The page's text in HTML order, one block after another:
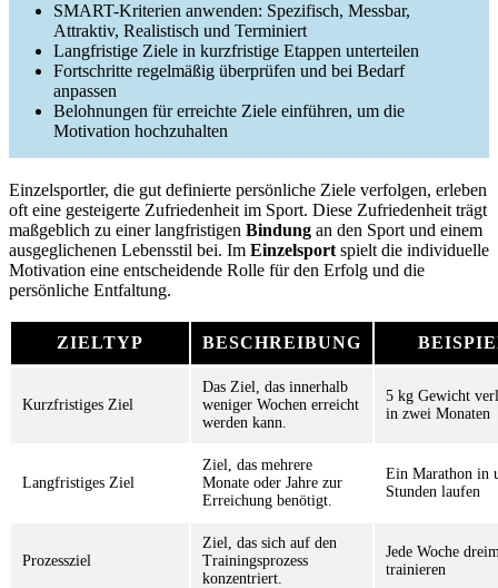
SMART-Kriterien anwenden: Spezifisch, Messbar,
Attraktiv, Realistisch und Terminiert
Langfristige Ziele in kurzfristige Etappen unterteilen
Fortschritte regelmäßig überprüfen und bei Bedarf
anpassen
Belohnungen für erreichte Ziele einführen, um die
Motivation hochzuhalten
Einzelsportler, die gut definierte persönliche Ziele verfolgen, erleben
oft eine gesteigerte Zufriedenheit im Sport. Diese Zufriedenheit trägt
maßgeblich zu einer langfristigen Bindung an den Sport und einem
ausgeglichenen Lebensstil bei. Im Einzelsport spielt die individuelle
Motivation eine entscheidende Rolle für den Erfolg und die
persönliche Entfaltung.
ZIELTYP BESCHREIBUNG
Kurzfristiges Ziel
Das Ziel, das innerhalb
weniger Wochen erreicht
werden kann.
5 kg Gewicht
in zwei Monaten
Langfristiges Ziel
Ziel, das mehrere
Monate oder Jahre zur
Erreichung benötigt.
Ein Marathon in
Stunden laufen
Prozessziel
Ziel, das sich auf den
Trainingsprozess
konzentriert.
Jede Woche
trainieren